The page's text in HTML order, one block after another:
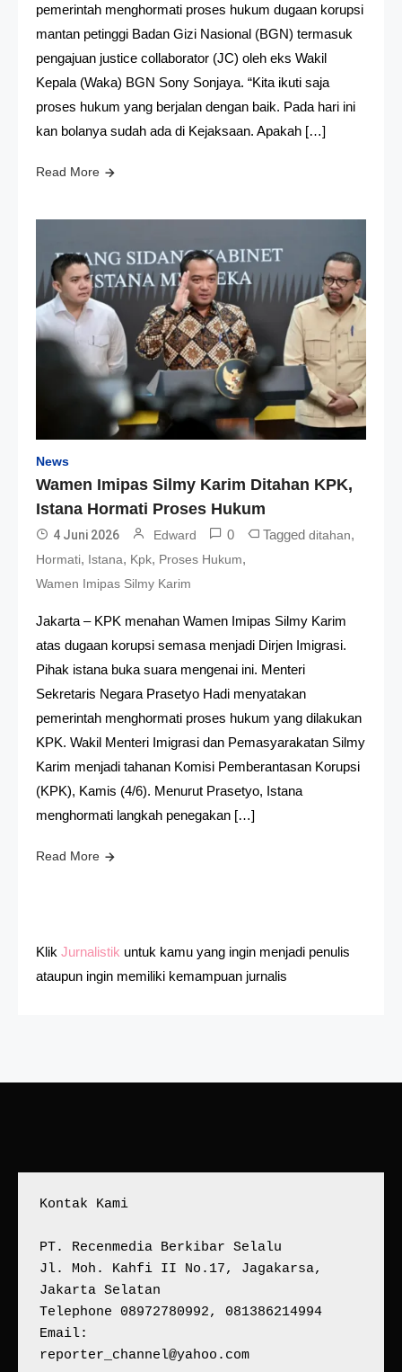
pemerintah menghormati proses hukum dugaan korupsi
mantan petinggi Badan Gizi Nasional (BGN) termasuk
pengajuan justice collaborator (JC) oleh eks Wakil
Kepala (Waka) BGN Sony Sonjaya. “Kita ikuti saja
proses hukum yang berjalan dengan baik. Pada hari ini
kan bolanya sudah ada di Kejaksaan. Apakah […]
Read More
News
Wamen Imipas Silmy Karim Ditahan KPK,
Istana Hormati Proses Hukum
4 Juni 2026 Edward 0 Tagged ditahan,
Hormati, Istana, Kpk, Proses Hukum,
Wamen Imipas Silmy Karim
Jakarta – KPK menahan Wamen Imipas Silmy Karim
atas dugaan korupsi semasa menjadi Dirjen Imigrasi.
Pihak istana buka suara mengenai ini. Menteri
Sekretaris Negara Prasetyo Hadi menyatakan
pemerintah menghormati proses hukum yang dilakukan
KPK. Wakil Menteri Imigrasi dan Pemasyarakatan Silmy
Karim menjadi tahanan Komisi Pemberantasan Korupsi
(KPK), Kamis (4/6). Menurut Prasetyo, Istana
menghormati langkah penegakan […]
Read More
Klik Jurnalistik untuk kamu yang ingin menjadi penulis
ataupun ingin memiliki kemampuan jurnalis
Kontak Kami
PT. Recenmedia Berkibar Selalu
Jl. Moh. Kahfi II No.17, Jagakarsa,
Jakarta Selatan
Telephone 08972780992, 081386214994
Email:
reporter_channel@yahoo.com